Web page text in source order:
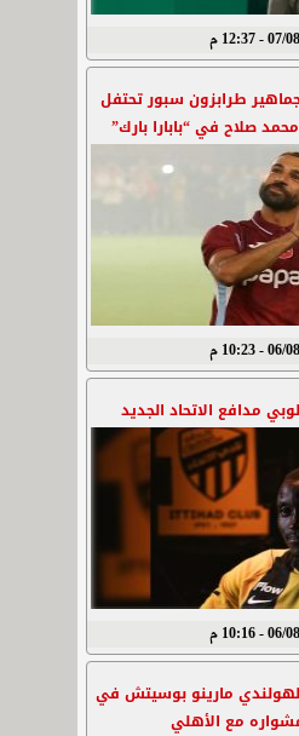
12:37 م
طرابزون سبور تحتفل
صلاح في “بابارا بارك”
10:23 م
مدافع الاتحاد الجديد
10:16 م
مارينو بوسيتش في
مع الأهلي